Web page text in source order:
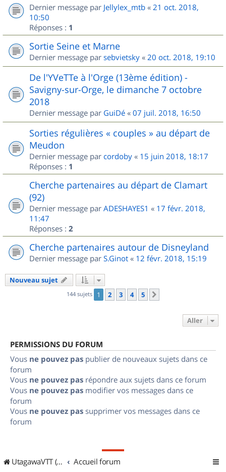
Dernier message par Jellylex_mtb « 21 oct. 2018,
10:50
Réponses : 1
Sortie Seine et Marne
Dernier message par sebvietsky « 20 oct. 2018, 19:10
De l'YVeTTe à l'Orge (13ème édition) -
Savigny-sur-Orge, le dimanche 7 octobre
2018
Dernier message par GuiDé « 07 juil. 2018, 16:50
Sorties régulières « couples » au départ de
Meudon
Dernier message par cordoby « 15 juin 2018, 18:17
Réponses : 1
Cherche partenaires au départ de Clamart
(92)
Dernier message par ADESHAYES1 « 17 févr. 2018,
11:47
Réponses : 2
Cherche partenaires autour de Disneyland
Dernier message par S.Ginot « 12 févr. 2018, 15:19
Nouveau sujet
144 sujets 1 2 3 4 5
Aller
PERMISSIONS DU FORUM
Vous ne pouvez pas publier de nouveaux sujets dans ce
forum
Vous ne pouvez pas répondre aux sujets dans ce forum
Vous ne pouvez pas modifier vos messages dans ce
forum
Vous ne pouvez pas supprimer vos messages dans ce
forum
UtagawaVTT (Randos VTT et VTTAE avec traces GPS) Accueil forum